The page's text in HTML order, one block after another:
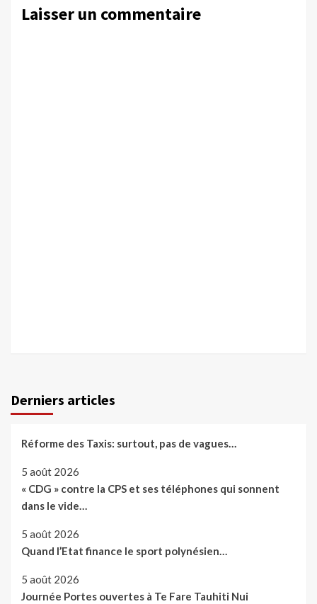
Laisser un commentaire
Derniers articles
Réforme des Taxis: surtout, pas de vagues…
5 août 2026
« CDG » contre la CPS et ses téléphones qui sonnent
dans le vide…
5 août 2026
Quand l’Etat finance le sport polynésien…
5 août 2026
Journée Portes ouvertes à Te Fare Tauhiti Nui